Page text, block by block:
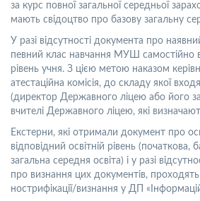
за курс повної загальної середньої
мають свідоцтво про базову загальну
У разі відсутності документа про
певний клас навчання МУШ самостійно
рівень учня. З цією метою наказом
атестаційна комісія, до складу якої
(директор Державного ліцею або його
вчителі Державного ліцею, які
Екстерни, які отримали документ про
відповідний освітній рівень (початкова,
загальна середня освіта) і у разі
про визнання цих документів,
нострифікації/визнання у ДП